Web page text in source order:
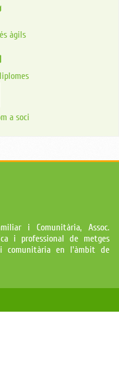
àgils
a soci
i Comunitària, Assoc.
i professional de metges
comunitària en l'àmbit de